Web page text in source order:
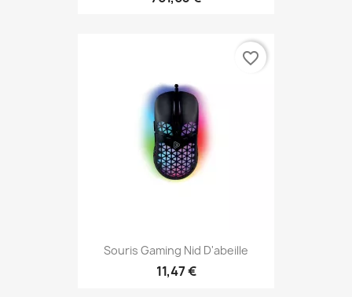
Souris Gaming Nid D'abeille
11,47 €
favorite_border